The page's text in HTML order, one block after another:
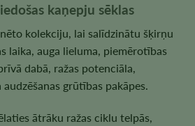
kaņepju sēklas
kolekciju, lai salīdzinātu šķirņu
laika, auga lieluma, piemērotības
dabā, ražas potenciāla,
grūtības pakāpes.
ātrāku ražas ciklu telpās,